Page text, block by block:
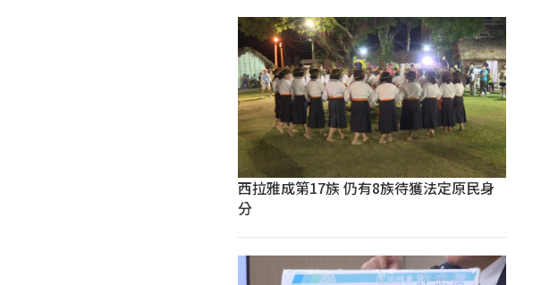
西拉雅成第17族 仍有8族待獲法定原民身
分